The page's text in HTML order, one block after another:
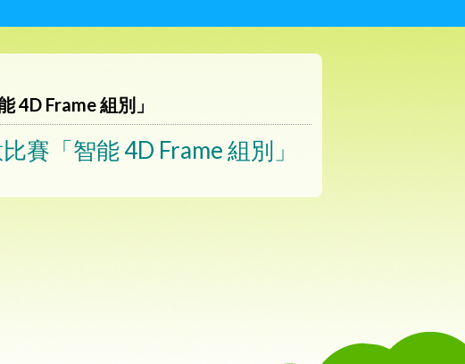
4D Frame 組別」
賽「智能 4D Frame 組別」